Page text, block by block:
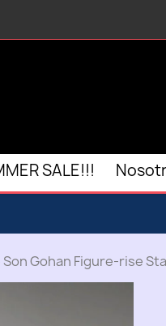
SALE!!!
Gohan Figure-rise